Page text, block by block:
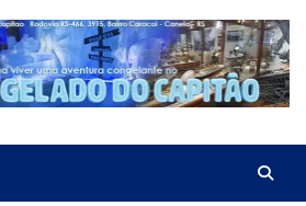
da Serra Gaúcha